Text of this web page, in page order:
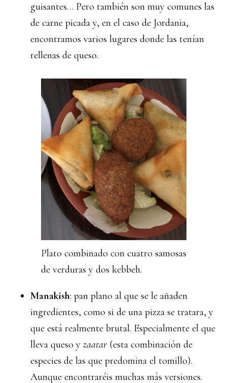
guisantes… Pero también son muy comunes las
de carne picada y, en el caso de Jordania,
encontramos varios lugares donde las tenían
rellenas de queso.
Plato combinado con cuatro samosas
de verduras y dos kebbeh.
Manakish: pan plano al que se le añaden
ingredientes, como si de una pizza se tratara, y
que está realmente brutal. Especialmente el que
lleva queso y zaatar (esta combinación de
especies de las que predomina el tomillo).
Aunque encontraréis muchas más versiones.